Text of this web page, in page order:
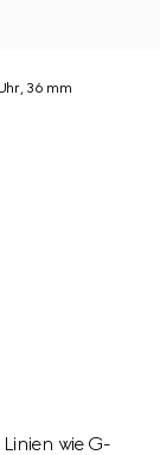
36 mm
wie G-